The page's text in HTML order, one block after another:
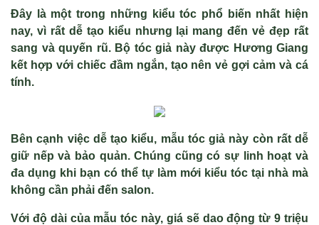
Đây là một trong những kiểu tóc phổ biến nhất hiện
nay, vì rất dễ tạo kiểu nhưng lại mang đến vẻ đẹp rất
sang và quyến rũ. Bộ tóc giả này được Hương Giang
kết hợp với chiếc đầm ngắn, tạo nên vẻ gợi cảm và cá
tính.
Bên cạnh việc dễ tạo kiểu, mẫu tóc giả này còn rất dễ
giữ nếp và bảo quản. Chúng cũng có sự linh hoạt và
đa dụng khi bạn có thể tự làm mới kiểu tóc tại nhà mà
không cần phải đến salon.
Với độ dài của mẫu tóc này, giá sẽ dao động từ 9 triệu